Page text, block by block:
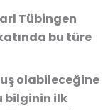
Tübingen
bu türe
olabileceğine
bilginin ilk